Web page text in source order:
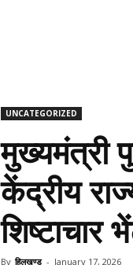
UNCATEGORIZED
मुख्यमंत्री
केंद्रीय
शिष्टाचार
By हिलखण्ड - January 17, 2026